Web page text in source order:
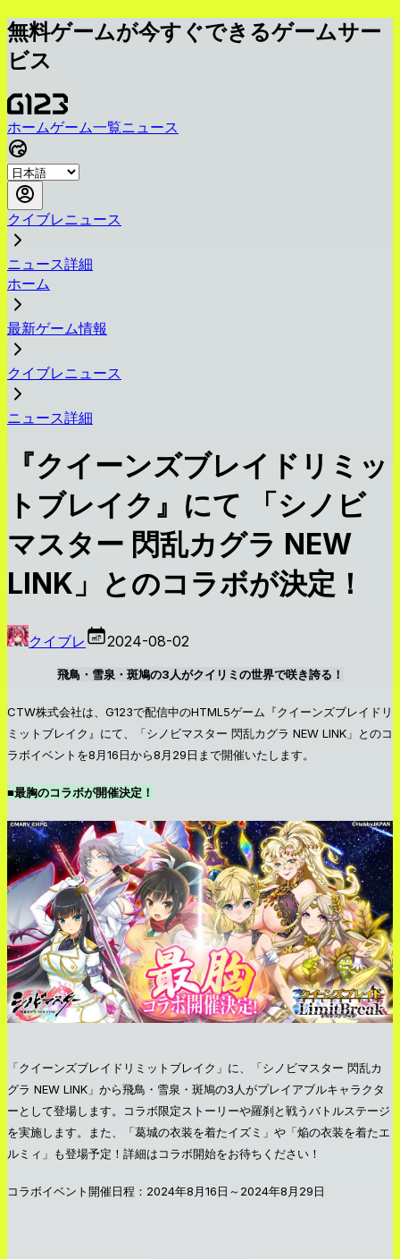
無料ゲームが今すぐできるゲームサー
ビス
ホームゲーム一覧ニュース
クイブレニュース
ニュース詳細
ホーム
最新ゲーム情報
クイブレニュース
ニュース詳細
『クイーンズブレイドリミッ
トブレイク』にて 「シノビ
マスター 閃乱カグラ NEW
LINK」とのコラボが決定！
クイブレ 2024-08-02
飛鳥・雪泉・斑鳩の3人がクイリミの世界で咲き誇る！
CTW株式会社は、G123で配信中のHTML5ゲーム『クイーンズブレイドリ
ミットブレイク』にて、「シノビマスター 閃乱カグラ NEW LINK」とのコ
ラボイベントを8月16日から8月29日まで開催いたします。
■最胸のコラボが開催決定！
「クイーンズブレイドリミットブレイク」に、「シノビマスター 閃乱カ
グラ NEW LINK」から飛鳥・雪泉・斑鳩の3人がプレイアブルキャラクタ
ーとして登場します。コラボ限定ストーリーや羅刹と戦うバトルステージ
を実施します。また、「葛城の衣装を着たイズミ」や「焔の衣装を着たエ
ルミィ」も登場予定！詳細はコラボ開始をお待ちください！
コラボイベント開催日程：2024年8月16日～2024年8月29日